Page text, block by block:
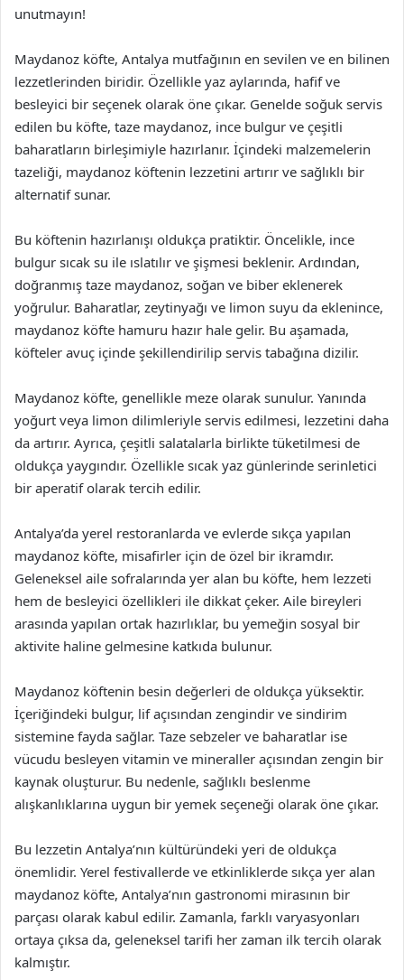
unutmayın!
Maydanoz köfte, Antalya mutfağının en sevilen ve en bilinen
lezzetlerinden biridir. Özellikle yaz aylarında, hafif ve
besleyici bir seçenek olarak öne çıkar. Genelde soğuk servis
edilen bu köfte, taze maydanoz, ince bulgur ve çeşitli
baharatların birleşimiyle hazırlanır. İçindeki malzemelerin
tazeliği, maydanoz köftenin lezzetini artırır ve sağlıklı bir
alternatif sunar.
Bu köftenin hazırlanışı oldukça pratiktir. Öncelikle, ince
bulgur sıcak su ile ıslatılır ve şişmesi beklenir. Ardından,
doğranmış taze maydanoz, soğan ve biber eklenerek
yoğrulur. Baharatlar, zeytinyağı ve limon suyu da eklenince,
maydanoz köfte hamuru hazır hale gelir. Bu aşamada,
köfteler avuç içinde şekillendirilip servis tabağına dizilir.
Maydanoz köfte, genellikle meze olarak sunulur. Yanında
yoğurt veya limon dilimleriyle servis edilmesi, lezzetini daha
da artırır. Ayrıca, çeşitli salatalarla birlikte tüketilmesi de
oldukça yaygındır. Özellikle sıcak yaz günlerinde serinletici
bir aperatif olarak tercih edilir.
Antalya’da yerel restoranlarda ve evlerde sıkça yapılan
maydanoz köfte, misafirler için de özel bir ikramdır.
Geleneksel aile sofralarında yer alan bu köfte, hem lezzeti
hem de besleyici özellikleri ile dikkat çeker. Aile bireyleri
arasında yapılan ortak hazırlıklar, bu yemeğin sosyal bir
aktivite haline gelmesine katkıda bulunur.
Maydanoz köftenin besin değerleri de oldukça yüksektir.
İçeriğindeki bulgur, lif açısından zengindir ve sindirim
sistemine fayda sağlar. Taze sebzeler ve baharatlar ise
vücudu besleyen vitamin ve mineraller açısından zengin bir
kaynak oluşturur. Bu nedenle, sağlıklı beslenme
alışkanlıklarına uygun bir yemek seçeneği olarak öne çıkar.
Bu lezzetin Antalya’nın kültüründeki yeri de oldukça
önemlidir. Yerel festivallerde ve etkinliklerde sıkça yer alan
maydanoz köfte, Antalya’nın gastronomi mirasının bir
parçası olarak kabul edilir. Zamanla, farklı varyasyonları
ortaya çıksa da, geleneksel tarifi her zaman ilk tercih olarak
kalmıştır.